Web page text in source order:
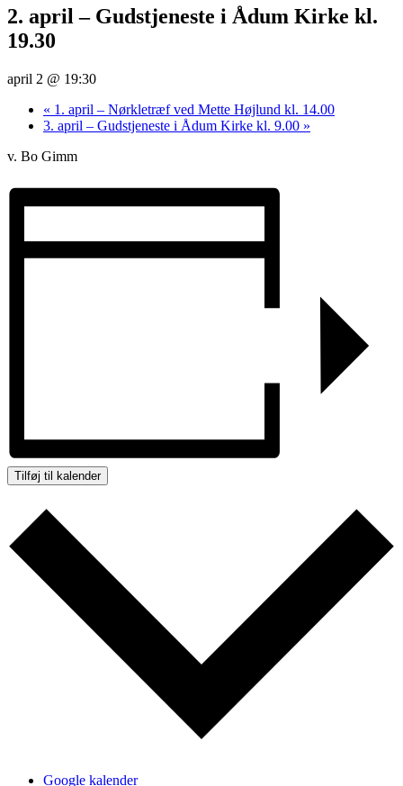
2. april – Gudstjeneste i Ådum Kirke kl.
19.30
april 2 @ 19:30
« 1. april – Nørkletræf ved Mette Højlund kl. 14.00
3. april – Gudstjeneste i Ådum Kirke kl. 9.00 »
v. Bo Gimm
Tilføj til kalender
Google kalender